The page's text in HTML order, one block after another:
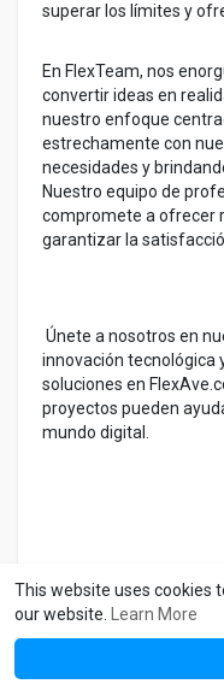
This website uses cookies
our website.
Learn More
superar los límites y
En FlexTeam, nos
convertir ideas en
nuestro enfoque
estrechamente con
necesidades y
Nuestro equipo de
compromete a ofrecer
garantizar la
Únete a nosotros en
innovación tecnológica
soluciones en
proyectos pueden
mundo digital.